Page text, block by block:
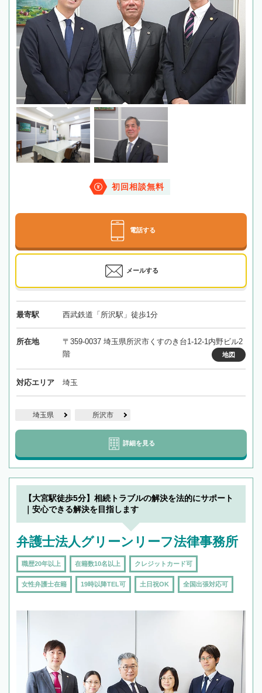
初回相談無料
電話する
メールする
最寄駅 西武鉄道「所沢駅」徒歩1分
所在地
〒359-0037 埼玉県所沢市くすのき台1-12-1内野ビル2
階
地図
対応エリア 埼玉
埼玉県 所沢市
詳細を見る
【大宮駅徒歩5分】相続トラブルの解決を法的にサポート
｜安心できる解決を目指します
弁護士法人グリーンリーフ法律事務所
職歴20年以上 在籍数10名以上 クレジットカード可
女性弁護士在籍 19時以降TEL可 土日祝OK 全国出張対応可